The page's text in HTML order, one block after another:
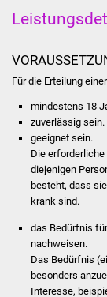
Für die Erteilung
mindestens 18
zuverlässig sein.
geeignet sein.
Die
diejenigen
besteht, dass
krank sind.
das Bedürfnis
nachweisen.
Das Bedürfnis
besonders
Interesse,